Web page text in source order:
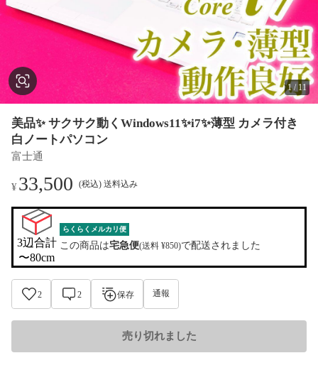
1/ 11
美品✨️ サクサク動くWindows11✨️i7✨️薄型 カメラ付き
白ノートパソコン
富士通
¥33,500 (税込) 送料込み
3辺合計
〜80cm
らくらくメルカリ便
この商品は宅急便(送料 ¥850)で配送されました
2 2 保存 通報
売り切れました